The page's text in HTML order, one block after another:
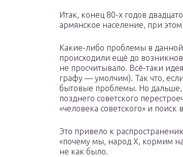
Итак, конец 80-х годов
армянское население, при
Какие-либо проблемы в
происходили ещё до
не просчитывало. Всё-таки
графу — умолчим). Так что,
бытовые проблемы. Но дальше,
позднего советского
«человека советского» и
Это привело к
«почему мы, народ X, кормим
не как было.